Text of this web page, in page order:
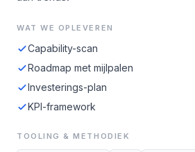
WAT WE OPLEVEREN
Capability-scan
Roadmap met mijlpalen
Investerings-plan
KPI-framework
TOOLING & METHODIEK